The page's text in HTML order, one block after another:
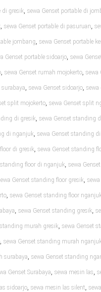
di gresik, sewa Genset portable di
, sewa Genset portable di pasuruan,
jombang, sewa Genset portable
Genset portable sidoarjo, sewa
, sewa Genset rumah mojokerto, sewa
, sewa Genset sidoarjo, sewa
split mojokerto, sewa Genset split
di gresik, sewa Genset standing
di nganjuk, sewa Genset standing
di gresik, sewa Genset standing
standing floor di nganjuk, sewa
Genset standing floor gresik,
, sewa Genset standing floor
, sewa Genset standing gresik,
murah gresik, sewa Genset
, sewa Genset standing murah
surabaya, sewa Genset standing
Genset Surabaya, sewa mesin las,
sidoarjo, sewa mesin las silent,